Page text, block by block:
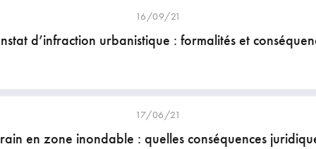
16/09/21
d’infraction urbanistique : formalités et
17/06/21
en zone inondable : quelles conséquences